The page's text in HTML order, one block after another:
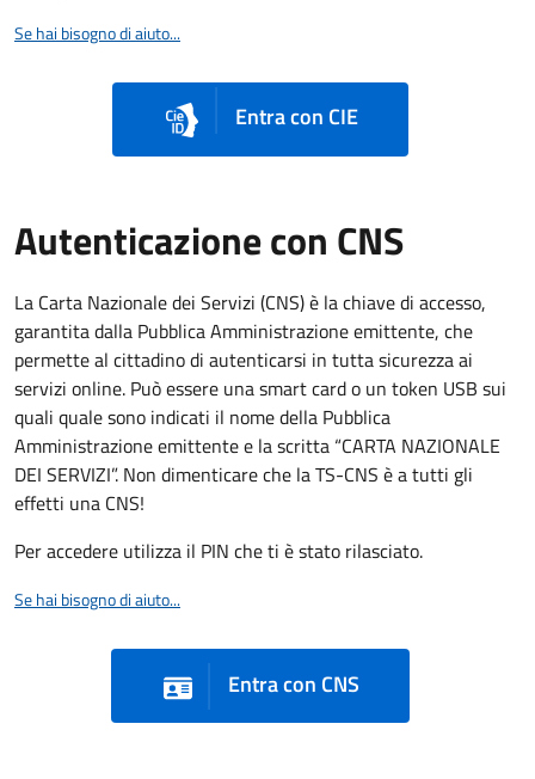
Se hai bisogno di aiuto...
Entra con CIE
Autenticazione con CNS
La Carta Nazionale dei Servizi (CNS) è la chiave di accesso,
garantita dalla Pubblica Amministrazione emittente, che
permette al cittadino di autenticarsi in tutta sicurezza ai
servizi online. Può essere una smart card o un token USB sui
quali quale sono indicati il nome della Pubblica
Amministrazione emittente e la scritta “CARTA NAZIONALE
DEI SERVIZI”. Non dimenticare che la TS-CNS è a tutti gli
effetti una CNS!
Per accedere utilizza il PIN che ti è stato rilasciato.
Se hai bisogno di aiuto...
Entra con CNS